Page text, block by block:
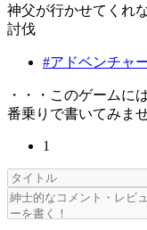
神父が行かせてく
討伐
#アドベンチャ
・・・このゲームに
番乗りで書いてみま
1